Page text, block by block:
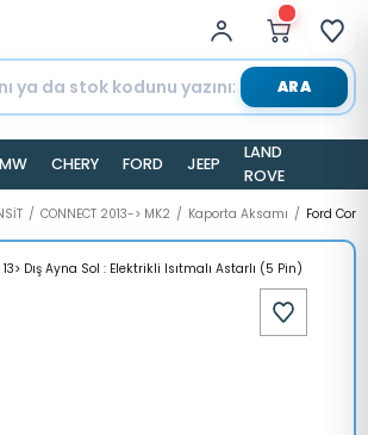
ARA
CHERY FORD JEEP
LAND
ROVER
CONNECT 2013-> MK2 Kaporta Aksamı Ford